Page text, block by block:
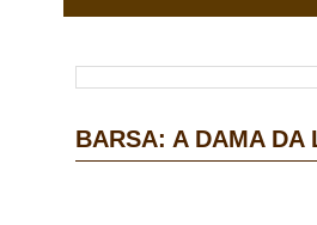
BARSA: A DAMA DA